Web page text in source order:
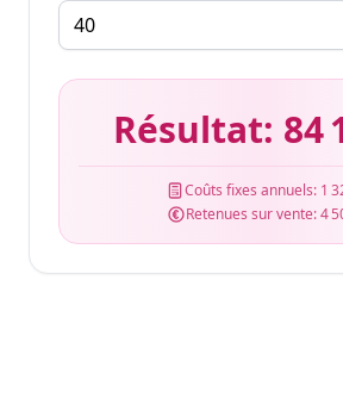
Résultat: 84
Coûts fixes annuels: 1
Retenues sur vente:4